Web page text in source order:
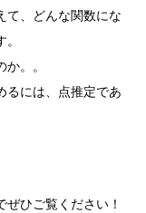
て、どんな関数にな
。。
るには、点推定であ
ひご覧ください！